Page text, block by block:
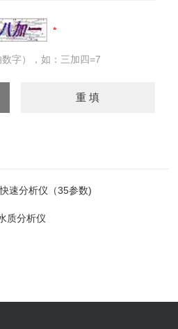
字），如：三加四=7
速分析仪（35参数)
质分析仪